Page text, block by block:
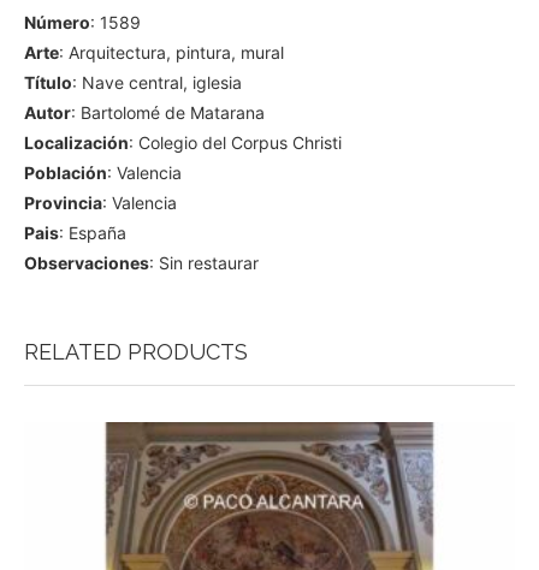
Número: 1589
Arte: Arquitectura, pintura, mural
Título: Nave central, iglesia
Autor: Bartolomé de Matarana
Localización: Colegio del Corpus Christi
Población: Valencia
Provincia: Valencia
Pais: España
Observaciones: Sin restaurar
RELATED PRODUCTS